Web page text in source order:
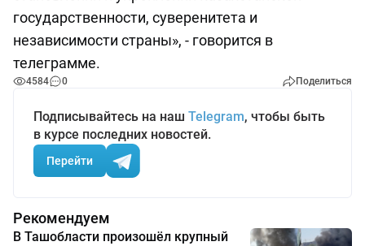
государственности, суверенитета и
независимости страны», - говорится в
телеграмме.
4584 0 Поделиться
Подписывайтесь на наш Telegram, чтобы быть
в курсе последних новостей.
Перейти
Рекомендуем
В Ташобласти произошёл крупный